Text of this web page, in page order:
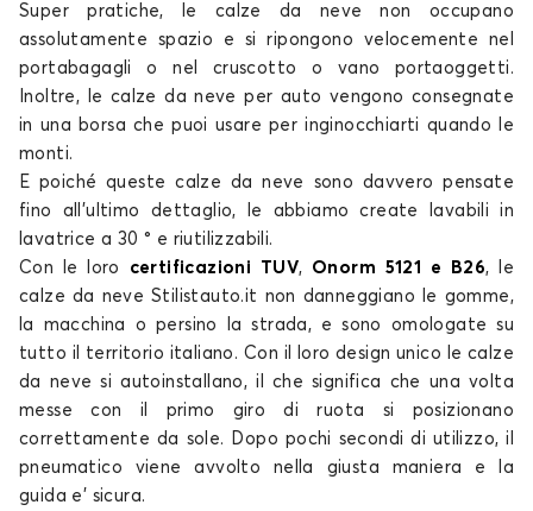
Calze da neve per PEUGEOT 2008
Calze da neve per PEUGEOT 205
206
Super pratiche, le calze da neve non
occupano
assolutamente spazio e si ripongono velocemente nel
portabagagli o nel cruscotto o vano portaoggetti.
Inoltre, le calze da neve per auto vengono consegnate
in una borsa che puoi usare per inginocchiarti quando le
monti.
E poiché questecalze da neve
sono davvero pensate
fino all’ultimo dettaglio, le abbiamo create lavabili in
lavatrice a 30 ° e riutilizzabili.
Con le loro certificazioni TUV, Onorm 5121 e B26, le
calze da neve Stilistauto.it non danneggiano le gomme,
la macchina o persino la strada, e sono omologate su
tutto il territorio italiano . Con il loro design unico lecalze
da neve si autoinstallano, il che significa che una volta
messe con il primo giro di ruota si posizionano
correttamente da sole. Dopo pochi secondi di utilizzo, il
pneumatico viene avvolto nella giusta maniera e la
guida e’ sicura.